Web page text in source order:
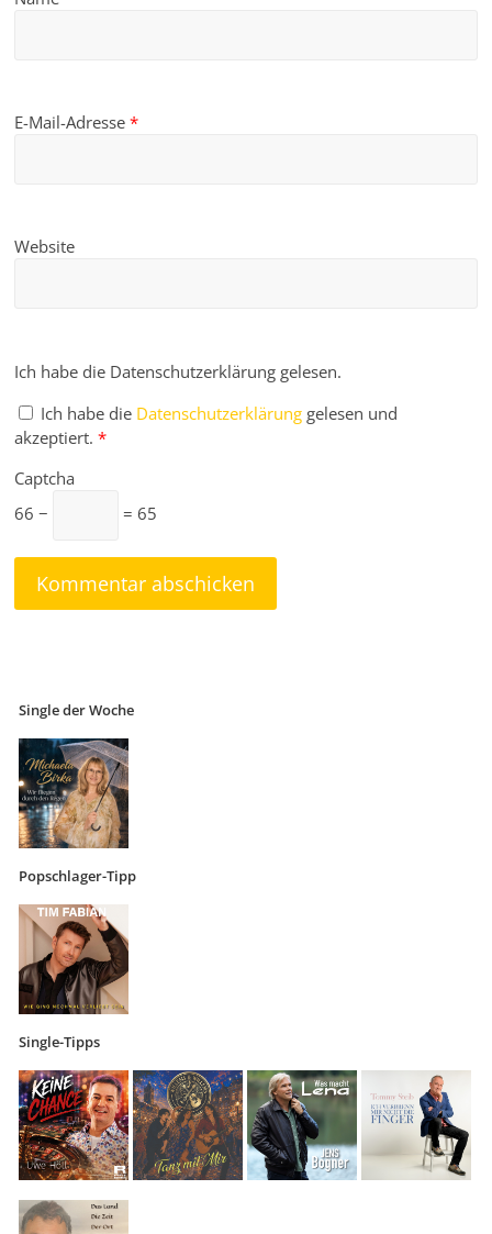
E-Mail-Adresse*
Website
Ich habe die Datenschutzerklärung gelesen.
Ich habe die Datenschutzerklärung gelesen und
akzeptiert. *
Captcha
66 −
= 65
Single der Woche
Popschlager-Tipp
Single-Tipps